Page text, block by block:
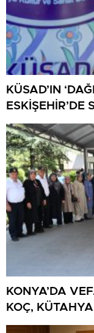
KÜSAD’IN
ESKİŞEHİR’DE
BULUŞUYOR
KONYA’DA
KOÇ,
GAZİLERİ